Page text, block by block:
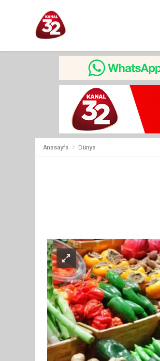
Anasayfa Dünya